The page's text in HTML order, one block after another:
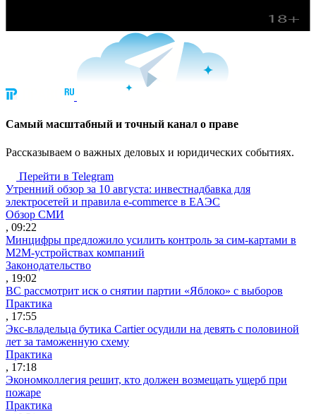
Cамый масштабный и точный канал о праве
Рассказываем о важных деловых и юридических событиях.
Перейти в Telegram
Утренний обзор за 10 августа: инвестнадбавка для
электросетей и правила e-commerce в ЕАЭС
Обзор СМИ
, 09:22
Минцифры предложило усилить контроль за сим-картами в
M2M-устройствах компаний
Законодательство
, 19:02
ВС рассмотрит иск о снятии партии «Яблоко» с выборов
Практика
, 17:55
Экс-владельца бутика Cartier осудили на девять с половиной
лет за таможенную схему
Практика
, 17:18
Экономколлегия решит, кто должен возмещать ущерб при
пожаре
Практика